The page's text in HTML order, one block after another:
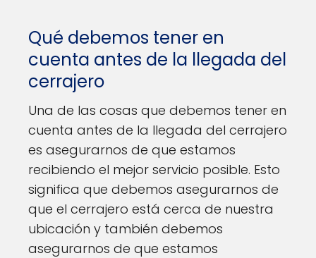
Qué debemos tener en
cuenta antes de la llegada del
cerrajero
Una de las cosas que debemos tener en
cuenta antes de la llegada del cerrajero
es asegurarnos de que estamos
recibiendo el mejor servicio posible. Esto
significa que debemos asegurarnos de
que el cerrajero está cerca de nuestra
ubicación y también debemos
asegurarnos de que estamos